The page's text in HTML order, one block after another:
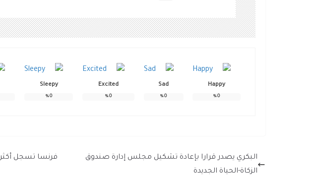
Happy
0
%
Sad
0
%
Excited
0
%
Sleepy
0
%
البكري يصدر قرارا بإعادة تشكيل مجلس إدارة صندوق
الزكاة-الحياة الجديدة